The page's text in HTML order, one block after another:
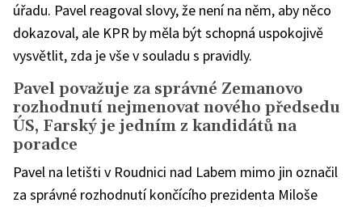
úřadu. Pavel reagoval slovy, že není na něm, aby něco
dokazoval, ale KPR by měla být schopná uspokojivě
vysvětlit, zda je vše v souladu s pravidly.
Pavel považuje za správné Zemanovo
rozhodnutí nejmenovat nového předsedu
ÚS, Farský je jedním z kandidátů na
poradce
Pavel na letišti v Roudnici nad Labem mimo jin označil
za správné rozhodnutí končícího prezidenta Miloše